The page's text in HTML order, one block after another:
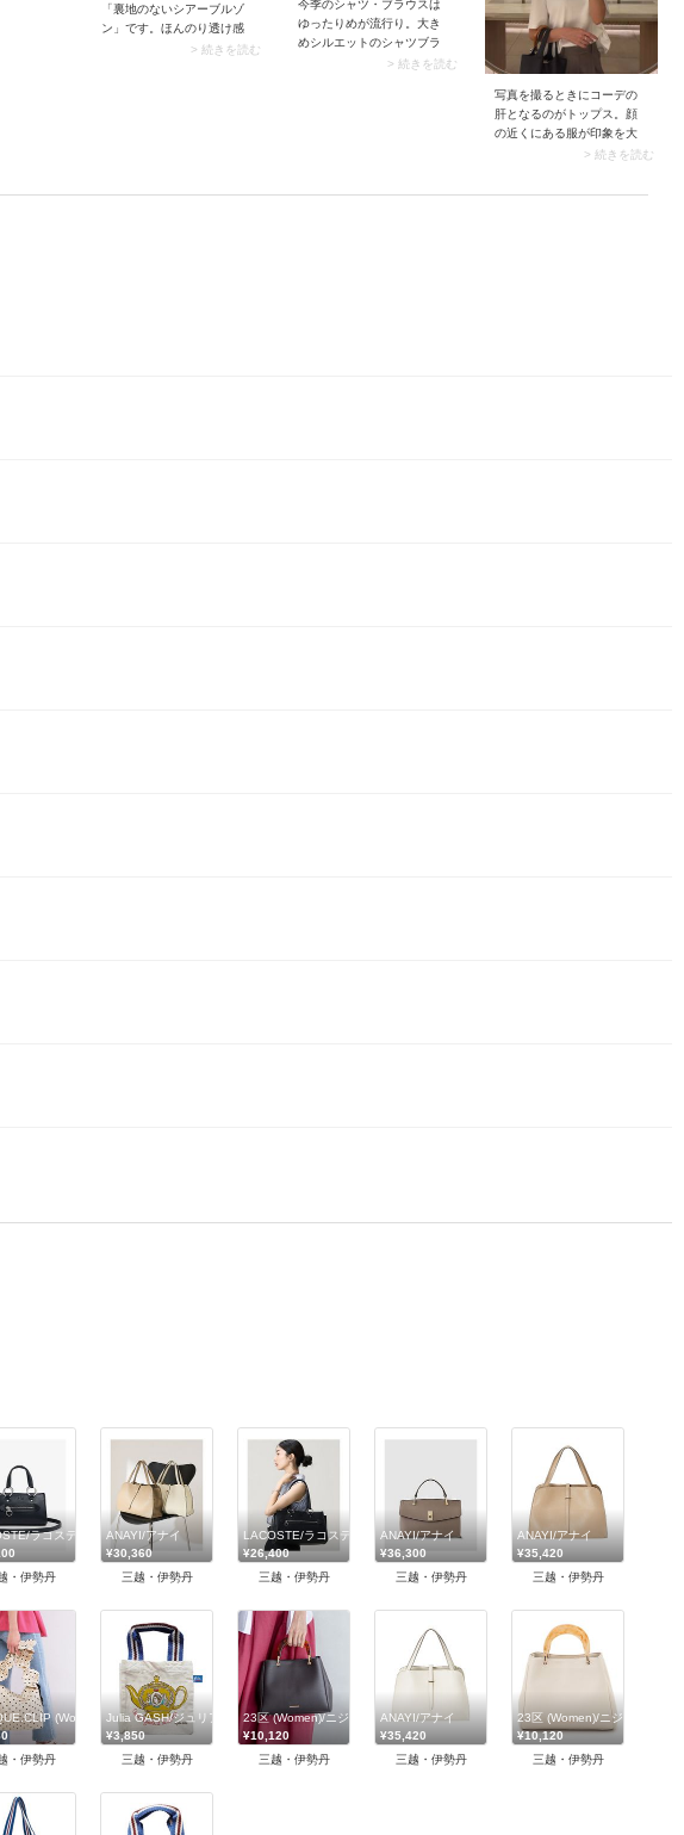
「裏地のないシアーブルゾ
ン」です。ほんのり透け感
のある生地は季節感たっぷ
> 続きを読む
今季のシャツ・ブラウスは
ゆったりめが流行り。大き
めシルエットのシャツブラ
ウスの裾は「ふんわりイン
なみにキッチリ入れ込むの
> 続きを読む
写真を撮るときにコーデの
肝となるのがトップス。顔
の近くにある服が印象を大
きく左右するので、あらか
> 続きを読む
ラコステ
・伊勢丹
ANAYI/アナイ
¥30,360
三越・伊勢丹
LACOSTE/ラコステ
¥26,400
三越・伊勢丹
ANAYI/アナイ
¥36,300
三越・伊勢丹
ANAYI/アナイ
¥35,420
三越・伊勢丹
(Women)/オペークドットクリップ
・伊勢丹
Julia GASH/ジュリア・ガッシュ
¥3,850
三越・伊勢丹
23区 (Women)/ニジュウサンク
¥10,120
三越・伊勢丹
ANAYI/アナイ
¥35,420
三越・伊勢丹
23区 (Women)/ニジュウサンク
¥10,120
三越・伊勢丹